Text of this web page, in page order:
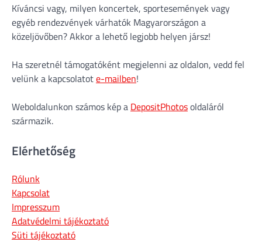
Kíváncsi vagy, milyen koncertek, sportesemények vagy
egyéb rendezvények várhatók Magyarországon a
közeljövőben? Akkor a lehető legjobb helyen jársz!
Ha szeretnél támogatóként megjelenni az oldalon, vedd fel
velünk a kapcsolatote-mailben!
Weboldalunkon számos kép a DepositPhotosoldaláról
származik.
Elérhetőség
Rólunk
Kapcsolat
Impresszum
Adatvédelmi tájékoztató
Süti tájékoztató